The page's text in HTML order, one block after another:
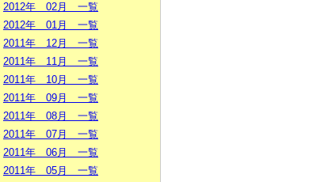
2012年 02月 一覧
2012年 01月 一覧
2011年 12月 一覧
2011年 11月 一覧
2011年 10月 一覧
2011年 09月 一覧
2011年 08月 一覧
2011年 07月 一覧
2011年 06月 一覧
2011年 05月 一覧